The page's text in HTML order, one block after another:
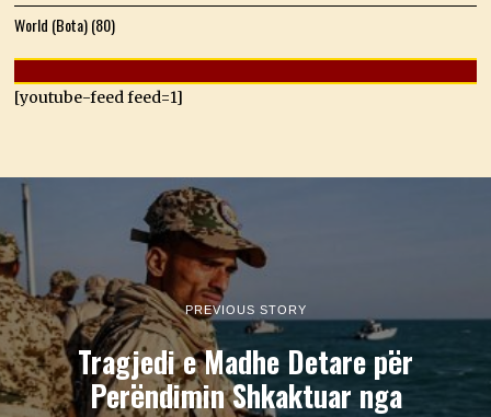
World (Bota)(80)
[youtube-feed feed=1]
PREVIOUS STORY
Tragjedi e Madhe Detare për
Perëndimin Shkaktuar nga